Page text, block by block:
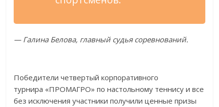
— Галина Белова, главный судья соревнований.
Победители четвертый корпоративного
турнира «ПРОМАГРО» по настольному теннису и все
без исключения участники получили ценные призы